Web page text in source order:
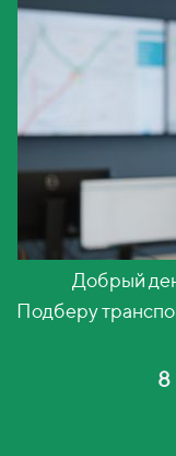
Добрый
Подберу
8